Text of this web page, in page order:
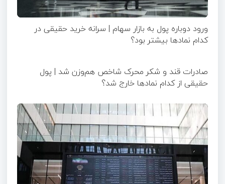
ورود دوباره پول به بازار سهام | سرانه خرید حقیقی در
کدام نماد‌ها بیشتر بود؟
صادرات قند و شکر محرک شاخص هم‌وزن شد | پول
حقیقی از کدام نماد‌ها خارج شد؟